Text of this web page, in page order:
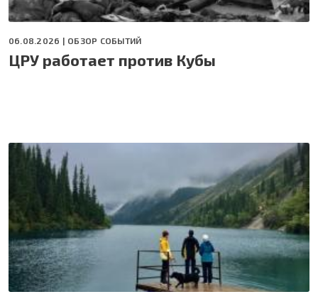
06.08.2026 | ОБЗОР СОБЫТИЙ
ЦРУ работает против Кубы